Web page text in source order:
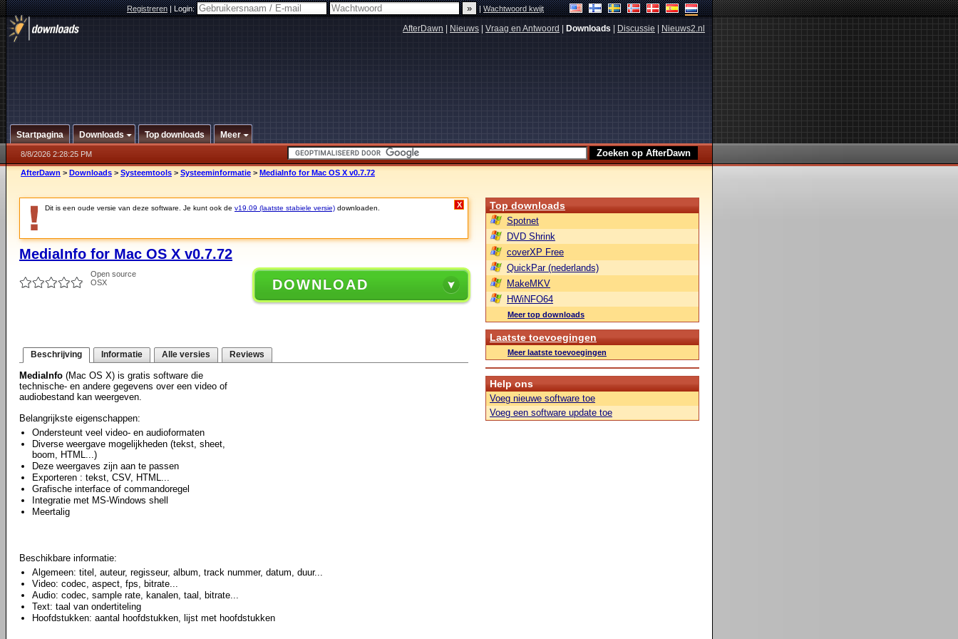
Registreren|Login: |Wachtwoord kwijt
AfterDawn Nieuws Vraag en Antwoord Downloads Discussie Nieuws2.nl
Startpagina Downloads Top downloads Meer
8/8/2026 2:28:25 PM
AfterDawn > Downloads > Systeemtools > Systeeminformatie > MediaInfo for Mac OS X v0.7.72
Dit is een oude versie van deze software. Je kunt ook de v19.09 (laatste stabiele versie) downloaden. X
MediaInfo for Mac OS X v0.7.72
Open source
OSX
DOWNLOAD
Beschrijving Informatie Alle versies Reviews
MediaInfo (Mac OS X) is gratis software die
technische- en andere gegevens over een video of
audiobestand kan weergeven.
Belangrijkste eigenschappen:
Ondersteunt veel video- en audioformaten
Diverse weergave mogelijkheden (tekst, sheet,
boom, HTML...)
Deze weergaves zijn aan te passen
Exporteren : tekst, CSV, HTML...
Grafische interface of commandoregel
Integratie met MS-Windows shell
Meertalig
Beschikbare informatie:
Algemeen: titel, auteur, regisseur, album, track nummer, datum, duur...
Video: codec, aspect, fps, bitrate...
Audio: codec, sample rate, kanalen, taal, bitrate...
Text: taal van ondertiteling
Hoofdstukken: aantal hoofdstukken, lijst met hoofdstukken
Top downloads
Spotnet
DVD Shrink
coverXP Free
QuickPar (nederlands)
MakeMKV
HWiNFO64
Meer top downloads
Laatste toevoegingen
Meer laatste toevoegingen
Help ons
Voeg nieuwe software toe
Voeg een software update toe